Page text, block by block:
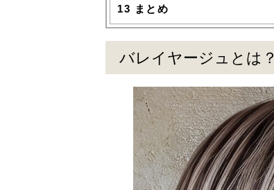
13 まとめ
バレイヤージュとは？